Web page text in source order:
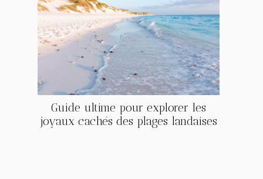
Guide ultime pour explorer les
joyaux cachés des plages landaises